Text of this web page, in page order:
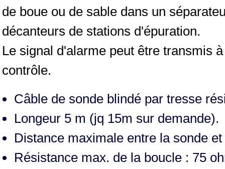
de boue ou de sable dans un
décanteurs de stations d'épuration.
Le signal d'alarme peut être transmis
contrôle.
Câble de sonde blindé par tresse
Longeur 5 m (jq 15m sur demande).
Distance maximale entre la sonde
Résistance max. de la boucle : 75